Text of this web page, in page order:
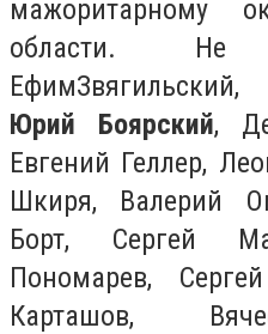
мажоритарному
области. Не
Юрий Боярский,
Евгений Геллер,
Шкиря, Валерий
Борт, Сергей
Пономарев,
Карташов,